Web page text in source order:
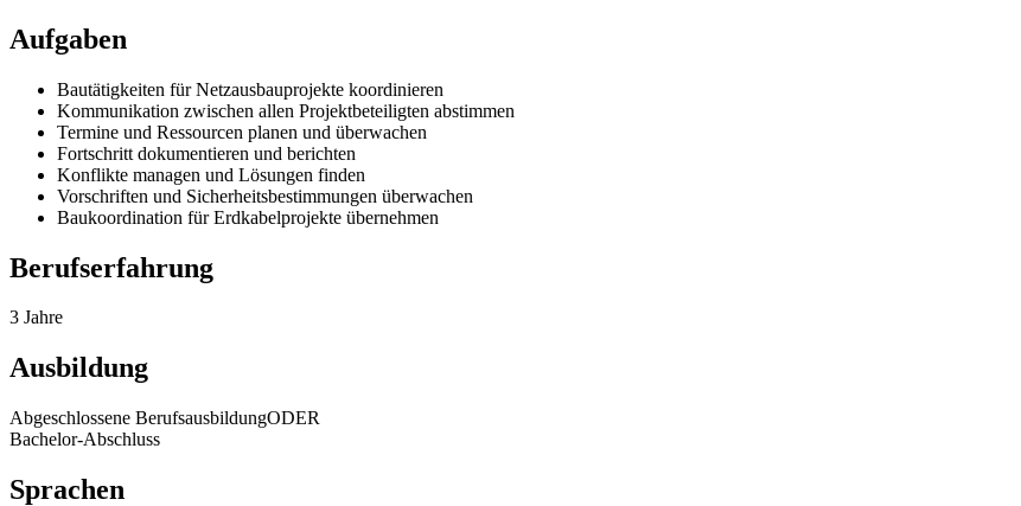
Aufgaben
Bautätigkeiten für Netzausbauprojekte koordinieren
Kommunikation zwischen allen Projektbeteiligten abstimmen
Termine und Ressourcen planen und überwachen
Fortschritt dokumentieren und berichten
Konflikte managen und Lösungen finden
Vorschriften und Sicherheitsbestimmungen überwachen
Baukoordination für Erdkabelprojekte übernehmen
Berufserfahrung
3 Jahre
Ausbildung
Abgeschlossene BerufsausbildungODER
Bachelor-Abschluss
Sprachen